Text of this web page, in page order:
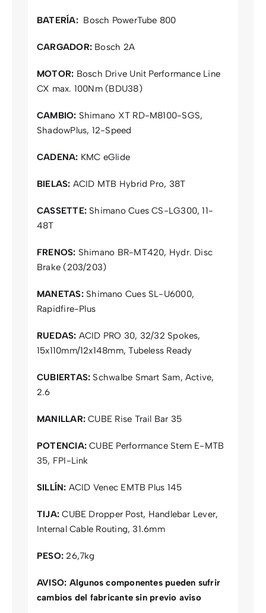
BATERÍA:Bosch PowerTube 800
CARGADOR: Bosch 2A
MOTOR: Bosch Drive Unit Performance Line
CX max. 100Nm (BDU38)
CAMBIO: Shimano XT RD-M8100-SGS,
ShadowPlus, 12-Speed
CADENA: KMC eGlide
BIELAS: ACID MTB Hybrid Pro, 38T
CASSETTE: Shimano Cues CS-LG300, 11-
48T
FRENOS: Shimano BR-MT420, Hydr. Disc
Brake (203/203)
MANETAS:Shimano Cues SL-U6000,
Rapidfire-Plus
RUEDAS: ACID PRO 30, 32/32 Spokes,
15x110mm/12x148mm, Tubeless Ready
CUBIERTAS: Schwalbe Smart Sam, Active,
2.6
MANILLAR: CUBE Rise Trail Bar 35
POTENCIA: CUBE Performance Stem E-MTB
35, FPI-Link
SILLÍN: ACID Venec EMTB Plus 145
TIJA: CUBE Dropper Post, Handlebar Lever,
Internal Cable Routing, 31.6mm
PESO: 26,7kg
AVISO: Algunos componentes pueden sufrir
cambios del fabricante sin previo aviso